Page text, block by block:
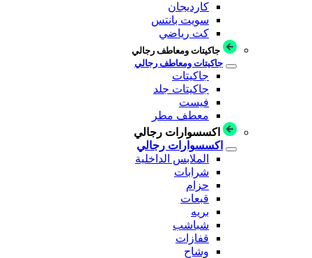
كارديجان
سويت بانتس
كت رياضي
جاكيتات ومعاطف رجالي
جاكيتات ومعاطف رجالي
جاكيتات
جاكيتات جلد
فيست
معطف مطر
اكسسوارات رجالي
اكسسوارات رجالي
الملابس الداخلية
شرابات
حزام
قبعات
بريه
شباشب
قفازات
وشاح